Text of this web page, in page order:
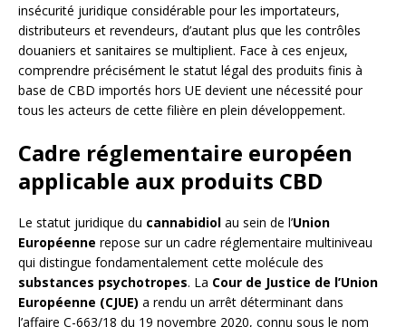
insécurité juridique considérable pour les importateurs,
distributeurs et revendeurs, d’autant plus que les contrôles
douaniers et sanitaires se multiplient. Face à ces enjeux,
comprendre précisément le statut légal des produits finis à
base de CBD importés hors UE devient une nécessité pour
tous les acteurs de cette filière en plein développement.
Cadre réglementaire européen
applicable aux produits CBD
Le statut juridique du cannabidiol au sein de l’Union
Européenne repose sur un cadre réglementaire multiniveau
qui distingue fondamentalement cette molécule des
substances psychotropes. La Cour de Justice de l’Union
Européenne (CJUE) a rendu un arrêt déterminant dans
l’affaire C-663/18 du 19 novembre 2020, connu sous le nom